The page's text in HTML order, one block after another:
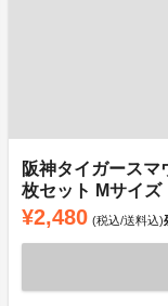
阪神タイガースマ
枚セット Mサイズ
¥2,480 (税込/送料込)